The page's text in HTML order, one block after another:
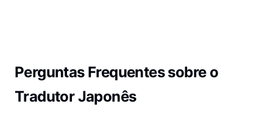
Perguntas Frequentes sobre o
Tradutor Japonês